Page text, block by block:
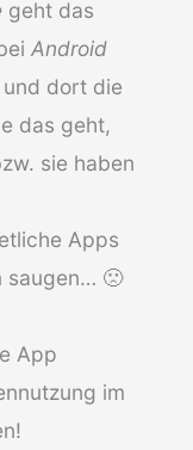
geht das
Android
dort die
das geht,
sie haben
Apps
saugen… 🙁
App
im